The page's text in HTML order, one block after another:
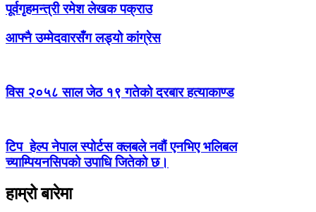
पूर्वगृहमन्त्री रमेश लेखक पक्राउ
आफ्नै उम्मेदवारसँग लड्यो कांग्रेस
विस २०५८ साल जेठ १९ गतेको दरबार हत्याकाण्ड
टिप हेल्प नेपाल स्पोर्टस क्लबले नवौं एनभिए भलिबल
च्याम्पियनसिपको उपाधि जितेको छ।
हाम्रो बारेमा